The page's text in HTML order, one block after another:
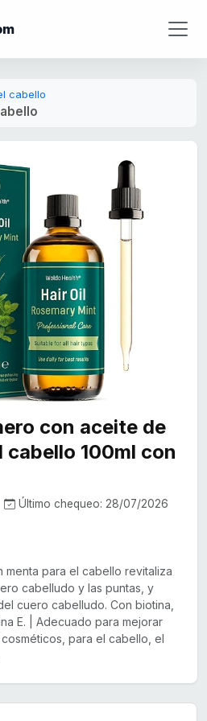
cabello
con aceite de
cabello 100ml con
Último chequeo: 28/07/2026
menta para el cabello revitaliza
cabelludo y las puntas, y
cuero cabelludo. Con biotina,
E. | Adecuado para mejorar
para el cabello, el